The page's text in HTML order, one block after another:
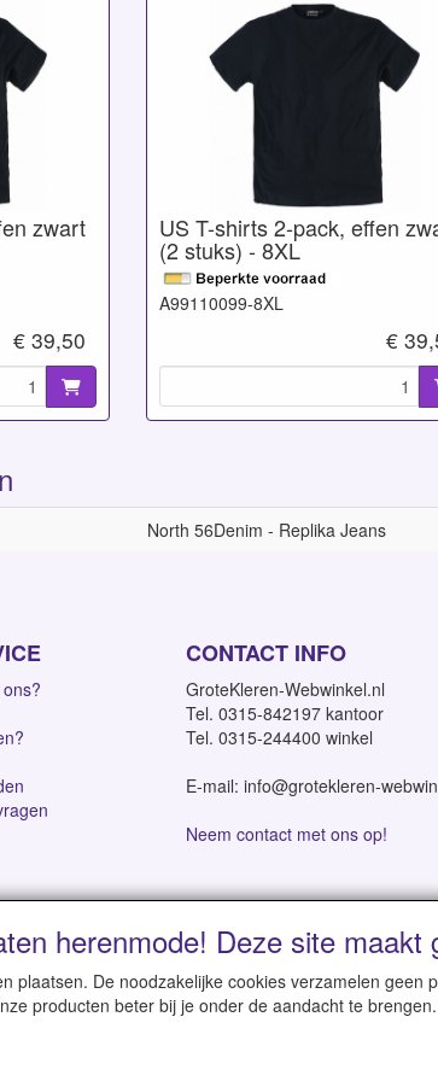
zwart
€ 39,50
US T-shirts 2-pack, effen
(2 stuks) - 8XL
A99110099-8XL
€
North 56Denim - Replika Jeans
CONTACT INFO
GroteKleren-Webwinkel.nl
Tel. 0315-842197 kantoor
Tel. 0315-244400 winkel
E-mail: info@grotekleren-
Neem contact met ons op!
€ 95 gratis verzending binnen NL | Direct
herenmode! Deze site maakt
plaatsen. De noodzakelijke cookies verzamelen
producten beter bij je onder de aandacht te